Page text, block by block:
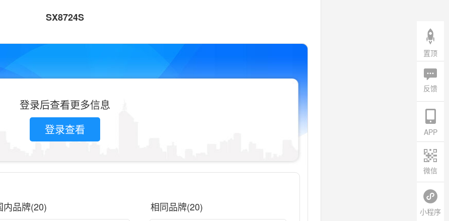
SX8724S
登录后查看更多信息
登录查看
内品牌(20) 相同品牌(20)
置顶
反馈
APP
微信
小程序